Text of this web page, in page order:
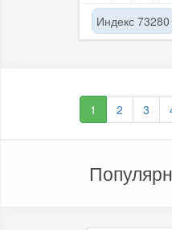
Индекс 73280
1 2 3